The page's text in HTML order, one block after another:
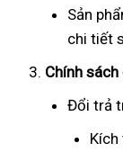
Sản
chi tiết
Chính
Đổi trả
Kích